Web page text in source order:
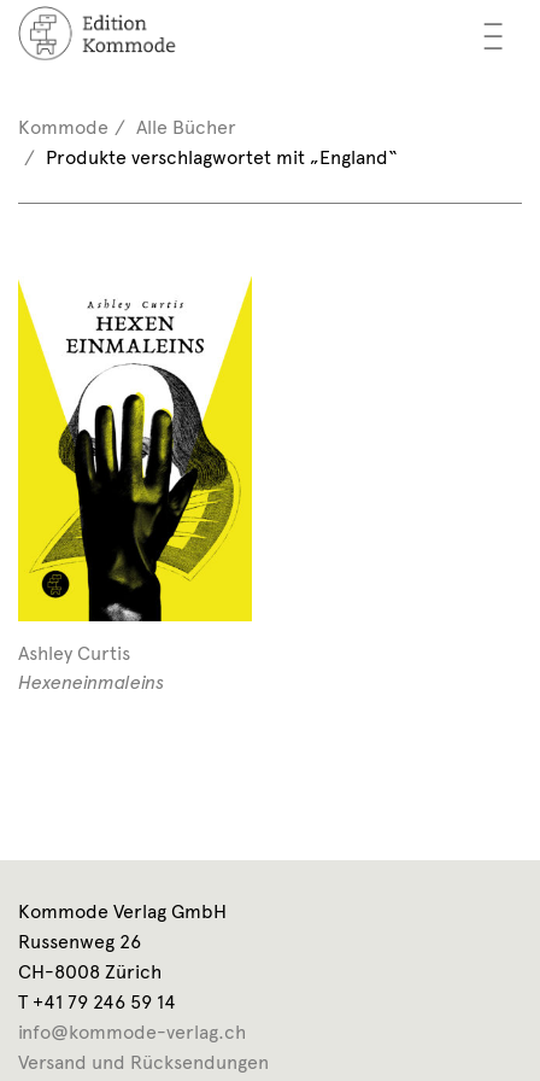
—
—
—
/ Registrieren
(0)
Kommode
Alle Bücher
Produkte verschlagwortet mit „England“
Ashley Curtis
Hexeneinmaleins
Kommode Verlag GmbH
Russenweg 26
CH-8008 Zürich
T +41 79 246 59 14
info@kommode-verlag.ch
Versand und Rücksendungen